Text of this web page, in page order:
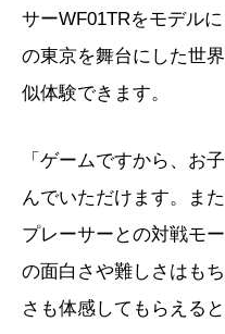
サーWF01TRをモデル
の東京を舞台にした世
似体験できます。
「ゲームですから、お
んでいただけます。ま
プレーサーとの対戦モ
の面白さや難しさはも
さも体感してもらえる